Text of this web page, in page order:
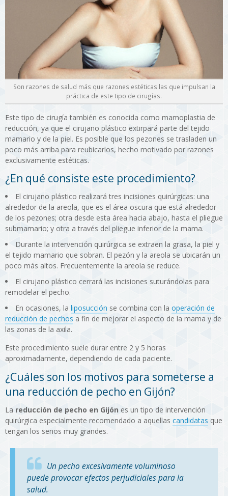
Son razones de salud más que razones estéticas las que impulsan la
práctica de este tipo de cirugías.
Este tipo de cirugía también es conocida como mamoplastia de
reducción, ya que el cirujano plástico extirpará parte del tejido
mamario y de la piel. Es posible que los pezones se trasladen un
poco más arriba para reubicarlos, hecho motivado por razones
exclusivamente estéticas.
¿En qué consiste este procedimiento?
El cirujano plástico realizará tres incisiones quirúrgicas: una
alrededor de la areola, que es el área oscura que está alrededor
de los pezones; otra desde esta área hacia abajo, hasta el pliegue
submamario; y otra a través del pliegue inferior de la mama.
Durante la intervención quirúrgica se extraen la grasa, la piel y
el tejido mamario que sobran. El pezón y la areola se ubicarán un
poco más altos. Frecuentemente la areola se reduce.
El cirujano plástico cerrará las incisiones suturándolas para
remodelar el pecho.
En ocasiones, la liposucción se combina con la operación de
reducción de pechos a fin de mejorar el aspecto de la mama y de
las zonas de la axila.
Este procedimiento suele durar entre 2 y 5 horas
aproximadamente, dependiendo de cada paciente.
¿Cuáles son los motivos para someterse a
una reducción de pecho en Gijón?
La reducción de pecho en Gijón es un tipo de intervención
quirúrgica especialmente recomendado a aquellas candidatas que
tengan los senos muy grandes.
Un pecho excesivamente voluminoso
puede provocar efectos perjudiciales para la
salud.